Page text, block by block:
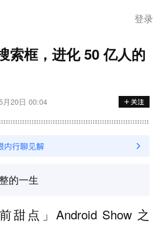
登录
索框，进化 50 亿人的
月20日 00:04
的一生
甜点」Android Show 之